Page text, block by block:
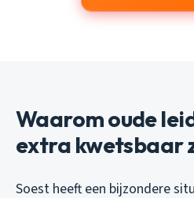
Waarom oude
extra kwetsbaar
Soest heeft een bijzondere